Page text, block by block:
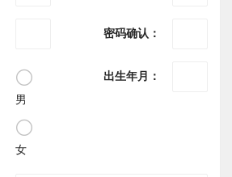
密码确认：
男
女
出生年月：